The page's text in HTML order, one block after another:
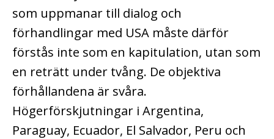
som uppmanar till dialog och
förhandlingar med USA måste därför
förstås inte som en kapitulation, utan som
en reträtt under tvång. De objektiva
förhållandena är svåra.
Högerförskjutningar i Argentina,
Paraguay, Ecuador, El Salvador, Peru och